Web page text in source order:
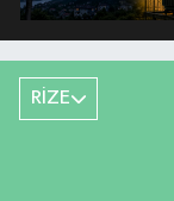
RİZE